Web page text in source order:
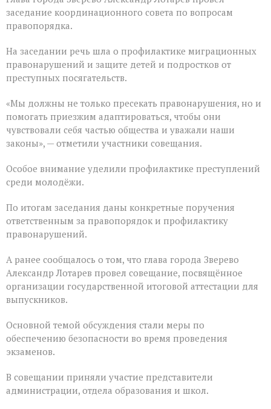
заседание координационного совета по вопросам
правопорядка.
На заседании речь шла о профилактике миграционных
правонарушений и защите детей и подростков от
преступных посягательств.
«Мы должны не только пресекать правонарушения, но и
помогать приезжим адаптироваться, чтобы они
чувствовали себя частью общества и уважали наши
законы», — отметили участники совещания.
Особое внимание уделили профилактике преступлений
среди молодёжи.
По итогам заседания даны конкретные поручения
ответственным за правопорядок и профилактику
правонарушений.
А ранее сообщалось о том, что глава города Зверево
Александр Лотарев провел совещание, посвящённое
организации государственной итоговой аттестации для
выпускников.
Основной темой обсуждения стали меры по
обеспечению безопасности во время проведения
экзаменов.
В совещании приняли участие представители
администрации, отдела образования и школ.